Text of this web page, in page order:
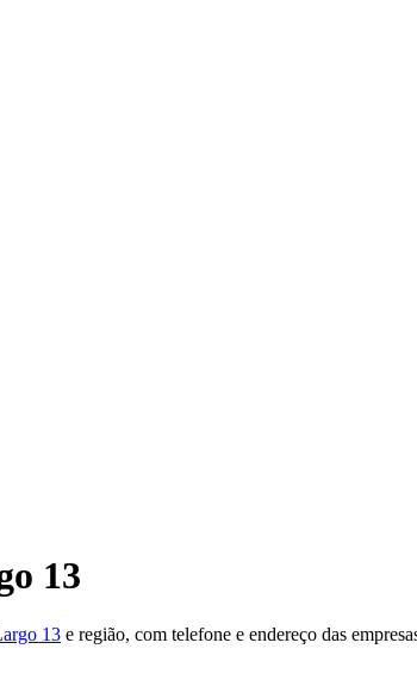
13
13 e região, com telefone e endereço das